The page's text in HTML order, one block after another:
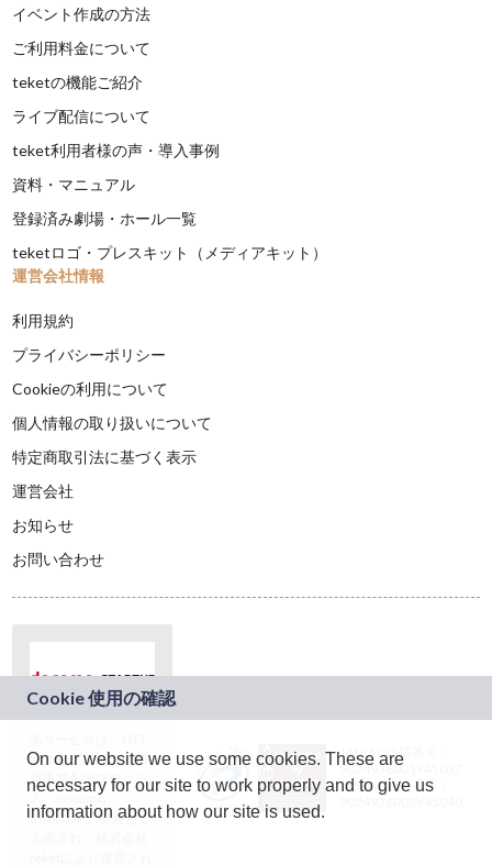
イベント作成の方法
ご利用料金について
teketの機能ご紹介
ライブ配信について
teket利用者様の声・導入事例
資料・マニュアル
登録済み劇場・ホール一覧
teketロゴ・プレスキット（メディアキット）
運営会社情報
利用規約
プライバシーポリシー
Cookieの利用について
個人情報の取り扱いについて
特定商取引法に基づく表示
運営会社
お知らせ
お問い合わせ
ドコモグループの新
規事業創出プログラ
ム「docomo
STARTUP」を通じて
JASRAC許諾番号：
9024936001Y45037
JASRAC許諾番号：
On our website we use some cookies. These are
necessary for our site to work properly and to give us
information about how our site is used.